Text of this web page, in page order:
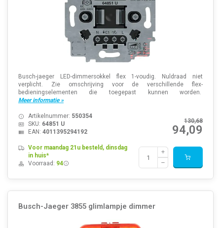
Busch-jaeger LED-dimmersokkel flex 1-voudig. Nuldraad niet
verplicht. Zie omschrijving voor de verschillende flex-
bedieningselementen die toegepast kunnen worden.
Meer informatie »
130,68
94,09
Artikelnummer: 550354
SKU: 64851 U
EAN: 4011395294192
Voor maandag 21u besteld, dinsdag
in huis*
Voorraad: 94
Busch-Jaeger 3855 glimlampje dimmer